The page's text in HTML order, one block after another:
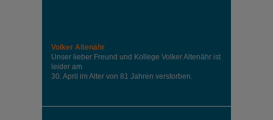
Volker Altenähr
Unser lieber Freund und Kollege Volker Altenähr ist
leider am
30. April im Alter von 81 Jahren verstorben.